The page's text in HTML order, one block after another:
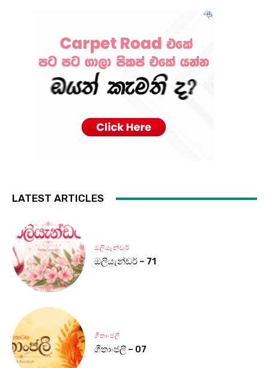
LATEST ARTICLES
ඔලියැන්ඩර්
ඔලියැන්ඩර් – 71
ගීතාංජලී
ගීතාංජලී – 07